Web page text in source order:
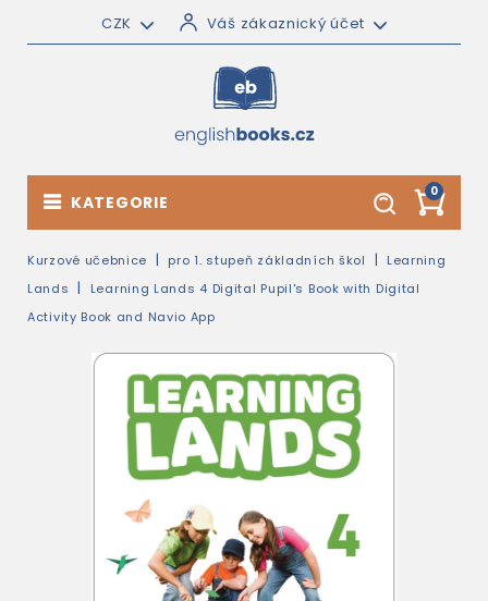
CZK Váš zákaznický účet
0
KATEGORIE
Kurzové učebnice pro 1. stupeň základních škol
Learning
Lands
Learning Lands 4 Digital Pupil's Book with Digital
Activity Book and Navio App